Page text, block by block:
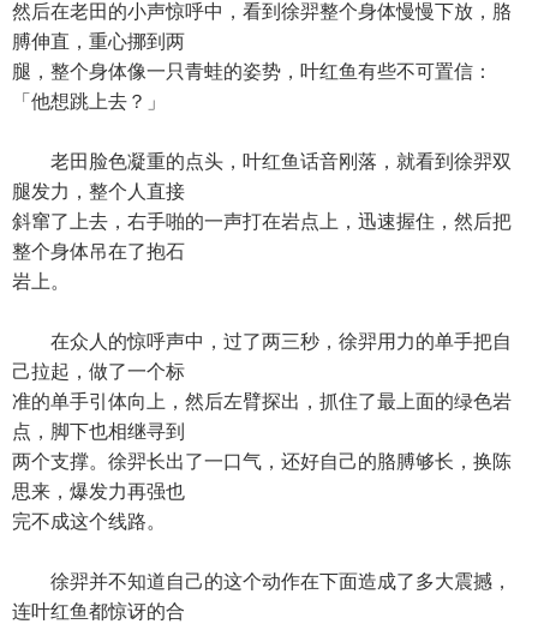
然后在老田的小声惊呼中，看到徐羿整个身体慢慢下放，胳
膊伸直，重心挪到两
腿，整个身体像一只青蛙的姿势，叶红鱼有些不可置信：
「他想跳上去？」
老田脸色凝重的点头，叶红鱼话音刚落，就看到徐羿双
腿发力，整个人直接
斜窜了上去，右手啪的一声打在岩点上，迅速握住，然后把
整个身体吊在了抱石
岩上。
在众人的惊呼声中，过了两三秒，徐羿用力的单手把自
己拉起，做了一个标
准的单手引体向上，然后左臂探出，抓住了最上面的绿色岩
点，脚下也相继寻到
两个支撑。徐羿长出了一口气，还好自己的胳膊够长，换陈
思来，爆发力再强也
完不成这个线路。
徐羿并不知道自己的这个动作在下面造成了多大震撼，
连叶红鱼都惊讶的合